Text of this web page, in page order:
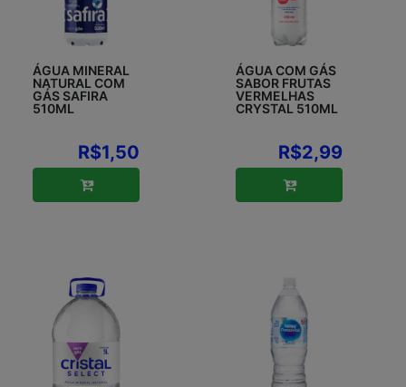
ÁGUA MINERAL
NATURAL COM
GÁS SAFIRA
510ML
R$1,50
ÁGUA COM GÁS
SABOR FRUTAS
VERMELHAS
CRYSTAL 510ML
R$2,99